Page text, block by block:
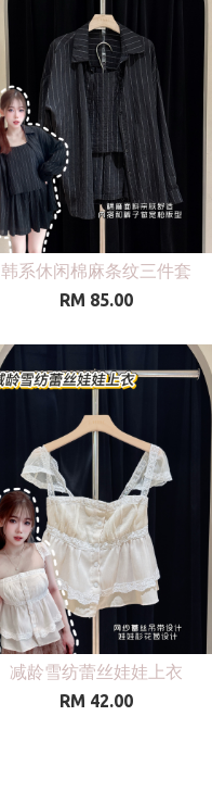
韩系休闲棉麻条纹三件套
RM 85.00
减龄雪纺蕾丝娃娃上衣
RM 42.00